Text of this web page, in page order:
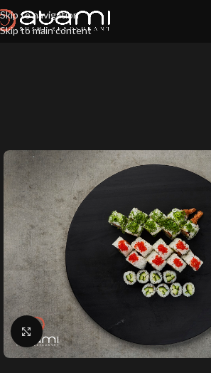
Skip to navigation
Skip to main content
Klik for at forstørre